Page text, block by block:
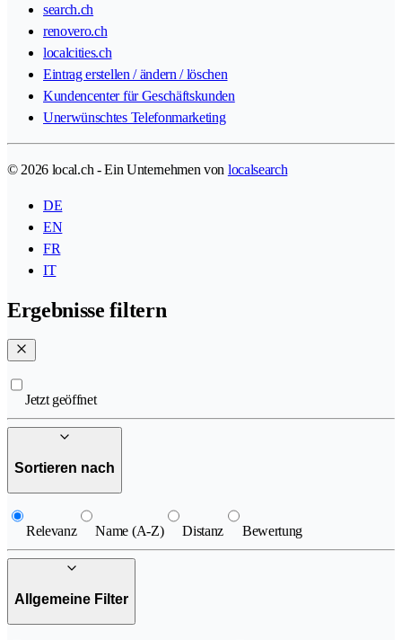
search.ch
renovero.ch
localcities.ch
Eintrag erstellen / ändern / löschen
Kundencenter für Geschäftskunden
Unerwünschtes Telefonmarketing
© 2026 local.ch - Ein Unternehmen von localsearch
DE
EN
FR
IT
Ergebnisse filtern
Jetzt geöffnet
Sortieren nach
Relevanz Name (A-Z) Distanz Bewertung
Allgemeine Filter